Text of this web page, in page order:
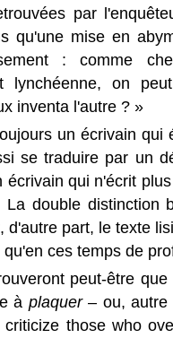
par
qu'une mise en
: comme
lynchéenne, on
inventa l'autre ? »
un écrivain
se traduire par un
écrivain qui n'écrit
double distinction
d'autre part, le texte
ces temps de
peut-être
à plaquer– ou, autre
those who